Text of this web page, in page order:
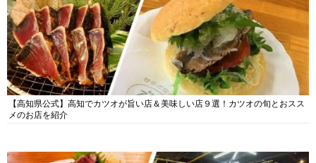
【高知県公式】高知でカツオが旨い店＆美味しい店９選！カツオの旬とおスス
メのお店を紹介